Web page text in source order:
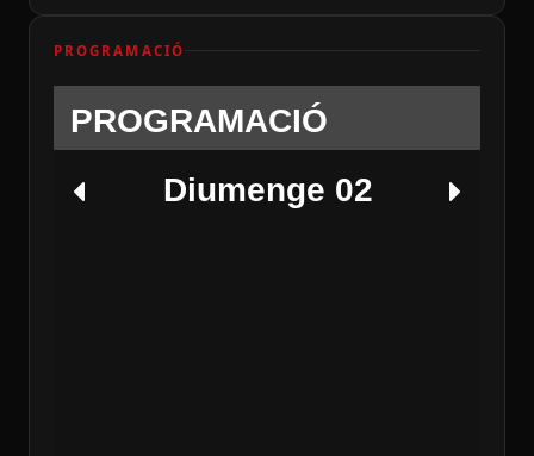
PROGRAMACIÓ
PROGRAMACIÓ
Diumenge 02